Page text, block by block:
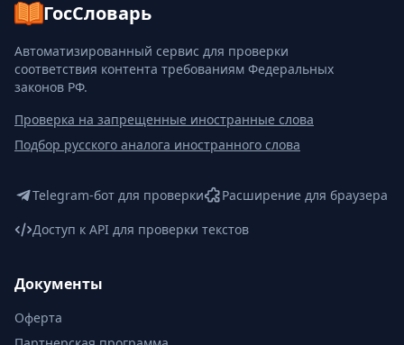
ГосСловарь
Автоматизированный сервис для проверки
соответствия контента требованиям Федеральных
законов РФ.
Проверка на запрещенные иностранные слова
Подбор русского аналога иностранного слова
Telegram-бот для проверки
Расширение для браузера
Доступ к API для проверки текстов
Документы
Оферта